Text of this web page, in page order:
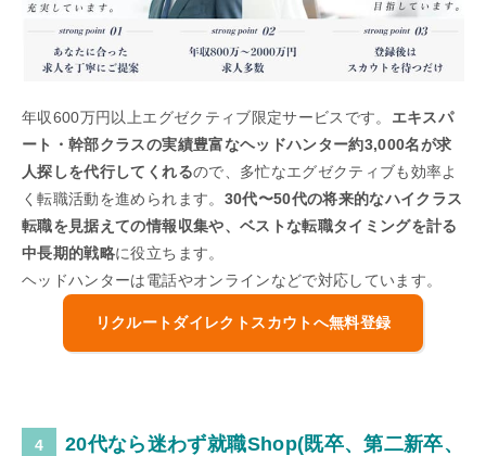
年収600万円以上エグゼクティブ限定サービスです。 エキスパ
ート・幹部クラスの実績豊富なヘッドハンター約3,000名が求
人探しを代行してくれるので、多忙なエグゼクティブも効率よ
く転職活動を進められます。 30代〜50代の将来的なハイクラス
転職を見据えての情報収集や、ベストな転職タイミングを計る
中長期的戦略に役立ちます。
ヘッドハンターは電話やオンラインなどで対応しています。
リクルートダイレクトスカウトへ無料登録
20代なら迷わず就職Shop(既卒、第二新卒、